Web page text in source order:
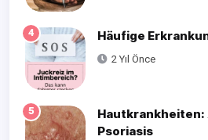
4 Häufige
2 Yıl Önce
5
Hautkrankheiten:
Psoriasis